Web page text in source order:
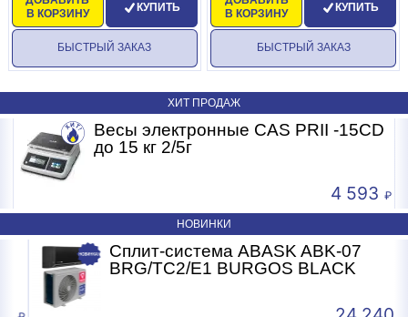
В КОРЗИНУ
КУПИТЬ
БЫСТРЫЙ ЗАКАЗ
В КОРЗИНУ
КУПИТЬ
БЫСТРЫЙ ЗАКАЗ
ХИТ ПРОДАЖ
Весы электронные CAS PRII -15CD
до 15 кг 2/5г
4 593
НОВИНКИ
Сплит-система ABASK ABK-07
BRG/TC2/E1 BURGOS BLACK